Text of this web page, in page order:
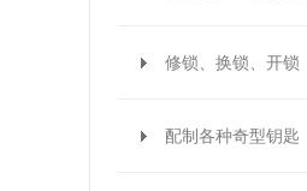
修锁、换锁、开锁
配制各种奇型钥匙